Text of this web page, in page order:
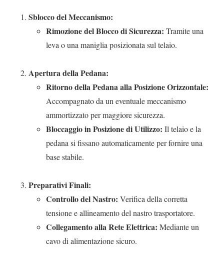
Sblocco del Meccanismo:
Rimozione del Blocco di Sicurezza: Tramite una
leva o una maniglia posizionata sul telaio.
Apertura della Pedana:
Ritorno della Pedana alla Posizione Orizzontale:
Accompagnato da un eventuale meccanismo
ammortizzato per maggiore sicurezza.
Bloccaggio in Posizione di Utilizzo: Il telaio e la
pedana si fissano automaticamente per fornire una
base stabile.
Preparativi Finali:
Controllo del Nastro: Verifica della corretta
tensione e allineamento del nastro trasportatore.
Collegamento alla Rete Elettrica: Mediante un
cavo di alimentazione sicuro.